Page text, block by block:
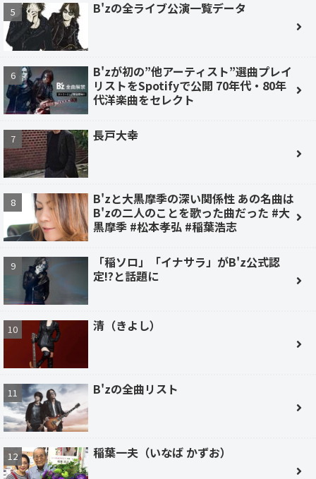
B'zの全ライブ公演一覧データ
B'zが初の”他アーティスト”選曲プレイ
リストをSpotifyで公開 70年代・80年
代洋楽曲をセレクト
長戸大幸
B'zと大黒摩季の深い関係性 あの名曲は
B'zの二人のことを歌った曲だった #大
黒摩季 #松本孝弘 #稲葉浩志
「稲ソロ」「イナサラ」がB'z公式認
定!?と話題に
清（きよし）
B'zの全曲リスト
稲葉一夫（いなば かずお）